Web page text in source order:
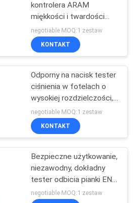
do
do
kasku
51
kontrolera ARAM
miękkości i twardości
testera materaca
negotiable MOQ:1 zestaw
KONTAKT
Odporny na nacisk tester
ciśnienia w fotelach o
wysokiej rozdzielczości,
sterowanie
serwomotorem
negotiable MOQ:1 zestaw
KONTAKT
Bezpieczne użytkowanie,
niezawodny, dokładny
tester odbicia pianki EN
ISO 4651 z drukarką
negotiable MOQ:1 zestaw